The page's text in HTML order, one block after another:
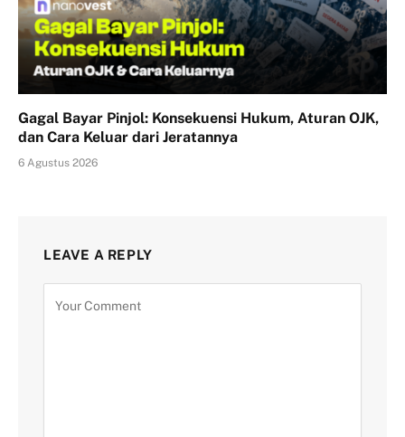
Gagal Bayar Pinjol: Konsekuensi Hukum, Aturan OJK,
dan Cara Keluar dari Jeratannya
6 Agustus 2026
LEAVE A REPLY